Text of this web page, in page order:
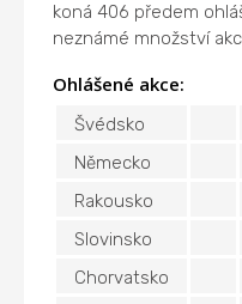
koná 406 předem
neznámé množství
Ohlášené akce:
Švédsko
Německo
Rakousko
Slovinsko
Chorvatsko